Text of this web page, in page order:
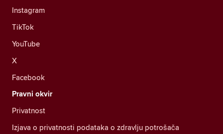
Instagram
TikTok
YouTube
X
Facebook
Pravni okvir
Privatnost
Izjava o privatnosti podataka o zdravlju potrošača